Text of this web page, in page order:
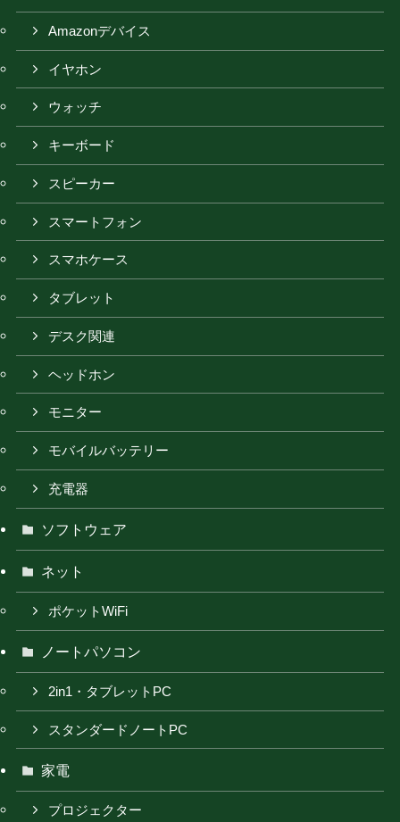
Amazonデバイス
イヤホン
ウォッチ
キーボード
スピーカー
スマートフォン
スマホケース
タブレット
デスク関連
ヘッドホン
モニター
モバイルバッテリー
充電器
ソフトウェア
ネット
ポケットWiFi
ノートパソコン
2in1・タブレットPC
スタンダードノートPC
家電
プロジェクター